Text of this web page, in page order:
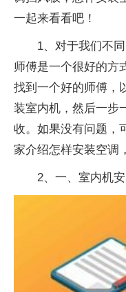
一起来看看吧！
1、对于我们不
师傅是一个很好的方
找到一个好的师傅，
装室内机，然后一步
收。如果没有问题，
家介绍怎样安装空调
2、一、室内机